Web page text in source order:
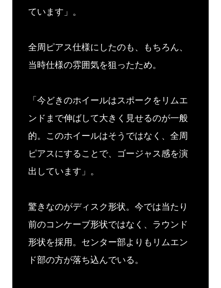
ています」。
全周ピアス仕様にしたのも、もちろん、
当時仕様の雰囲気を狙ったため。
「今どきのホイールはスポークをリムエ
ンドまで伸ばして大きく見せるのが一般
的。このホイールはそうではなく、全周
ピアスにすることで、ゴージャス感を演
出しています」。
驚きなのがディスク形状。今では当たり
前のコンケーブ形状ではなく、ラウンド
形状を採用。センター部よりもリムエン
ド部の方が落ち込んでいる。